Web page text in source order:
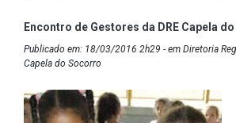
Encontro de Gestores da DRE Capela
Publicado em: 18/03/2016 2h29 - em Diretoria
Capela do Socorro